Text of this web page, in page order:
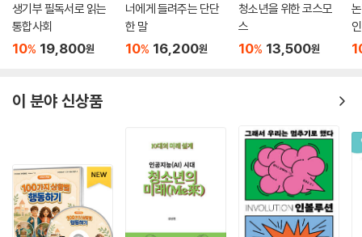
생기부 필독서로 읽는
통합사회
10% 19,800원
너에게 들려주는 단단
한 말
10% 16,200원
청소년을 위한 코스모
스
10% 13,500원
이 분야 신상품